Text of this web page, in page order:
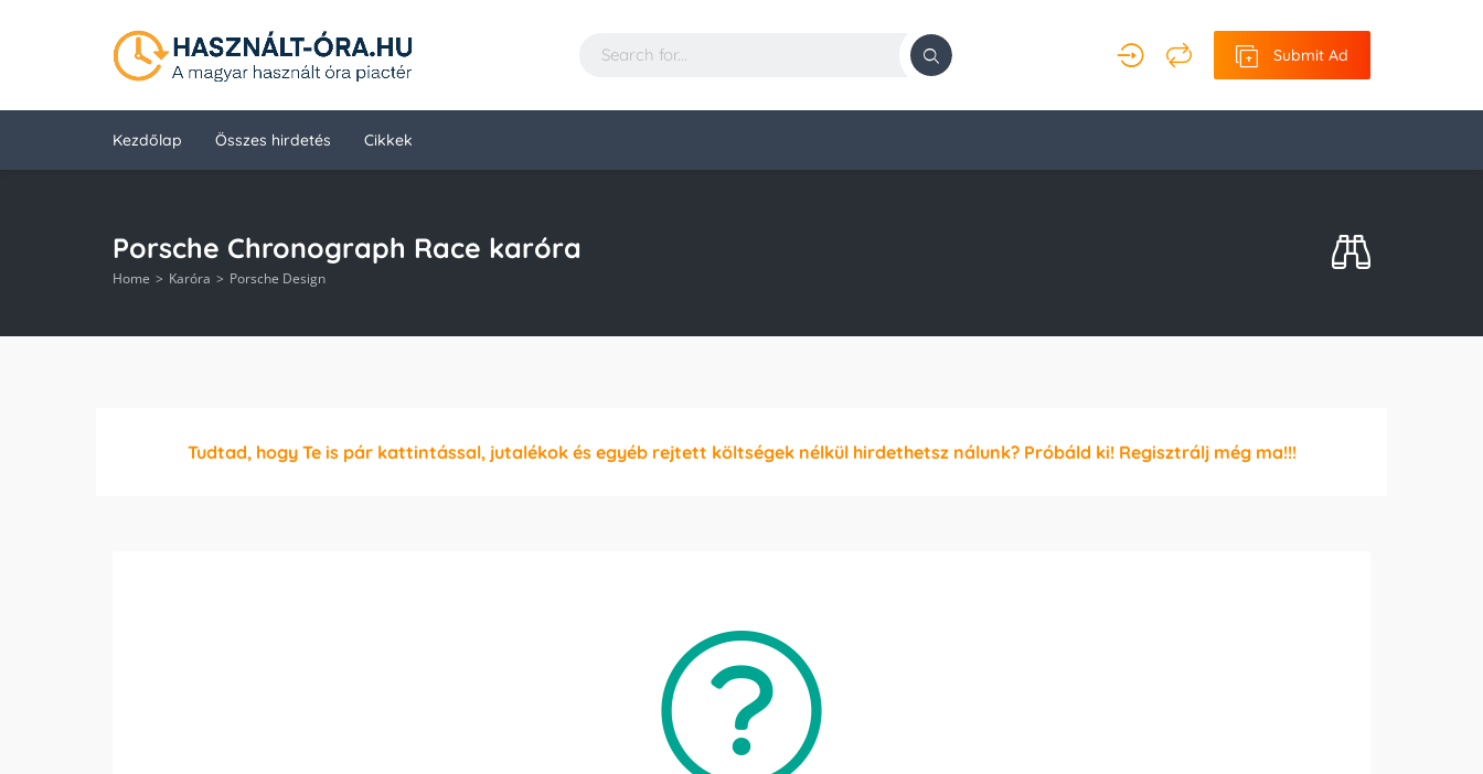
Submit Ad
Kezdőlap Összes hirdetés Cikkek
Porsche Chronograph Race karóra
Home Karóra Porsche Design
Tudtad, hogy Te is pár kattintással, jutalékok és egyéb rejtett költségek nélkül hirdethetsz nálunk? Próbáld ki! Regisztrálj még ma!!!